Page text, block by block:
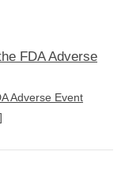
Adverse Event